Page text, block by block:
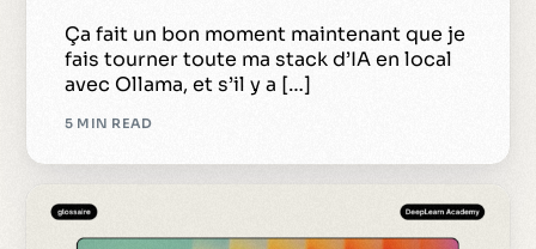
Ça fait un bon moment maintenant que je
fais tourner toute ma stack d’IA en local
avec Ollama, et s’il y a […]
5 MIN READ